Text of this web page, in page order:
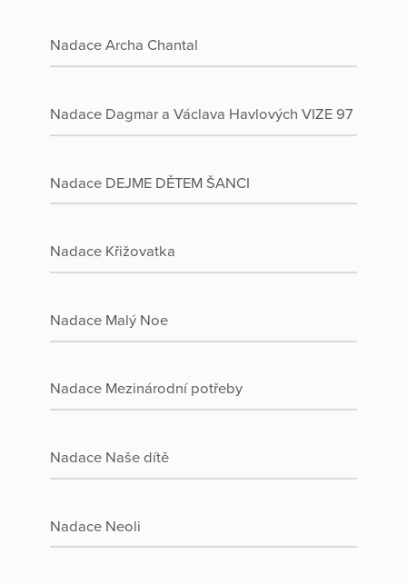
Nadace Archa Chantal
Nadace Dagmar a Václava Havlových VIZE 97
Nadace DEJME DĚTEM ŠANCI
Nadace Křižovatka
Nadace Malý Noe
Nadace Mezinárodní potřeby
Nadace Naše dítě
Nadace Neoli